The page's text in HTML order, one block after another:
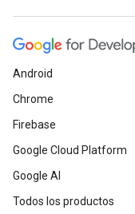
Android
Chrome
Firebase
Google Cloud Platform
Google AI
Todos los productos